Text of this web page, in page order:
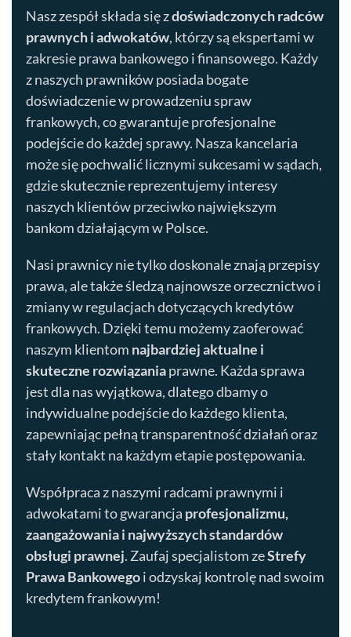
Nasz zespół składa się zdoświadczonych radców
prawnych i adwokatów, którzy są ekspertami w
zakresie prawa bankowego i finansowego. Każdy
z naszych prawników posiada bogate
doświadczenie w prowadzeniu spraw
frankowych, co gwarantuje profesjonalne
podejście do każdej sprawy. Nasza kancelaria
może się pochwalić licznymi sukcesami w sądach,
gdzie skutecznie reprezentujemy interesy
naszych klientów przeciwko największym
bankom działającym w Polsce.
Nasi prawnicy nie tylko doskonale znają przepisy
prawa, ale także śledzą najnowsze orzecznictwo i
zmiany w regulacjach dotyczących kredytów
frankowych. Dzięki temu możemy zaoferować
naszym klientom najbardziej aktualne i
skuteczne rozwiązaniaprawne. Każda sprawa
jest dla nas wyjątkowa, dlatego dbamy o
indywidualne podejście do każdego klienta,
zapewniając pełną transparentność działań oraz
stały kontakt na każdym etapie postępowania.
Współpraca z naszymi radcami prawnymi i
adwokatami to gwarancja profesjonalizmu,
zaangażowania i najwyższych standardów
obsługi prawnej. Zaufaj specjalistom zeStrefy
Prawa Bankowegoi odzyskaj kontrolę nad swoim
kredytem frankowym!